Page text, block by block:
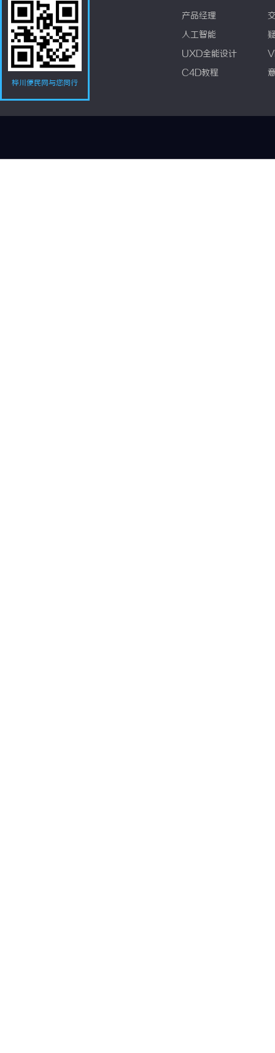
桦川便民网与您同行
产品经理
人工智能
UXD全能设计
C4D教程